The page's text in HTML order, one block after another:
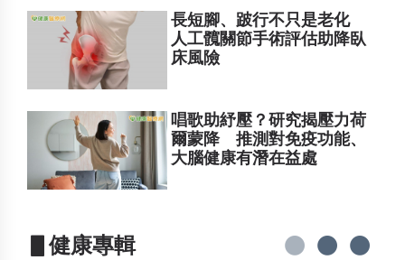
長短腳、跛行不只是老化
人工髖關節手術評估助降臥
床風險
唱歌助紓壓？研究揭壓力荷
爾蒙降 推測對免疫功能、
大腦健康有潛在益處
▋健康專輯